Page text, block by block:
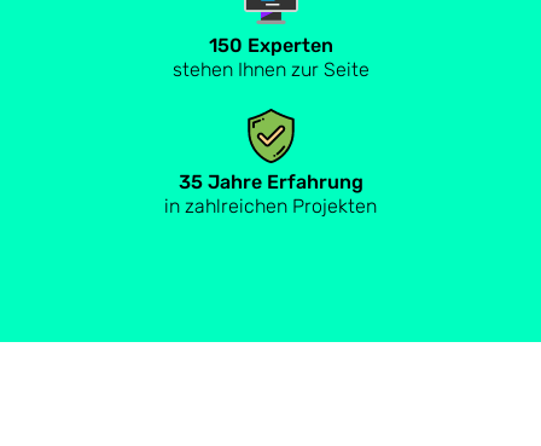
150 Experten
stehen Ihnen zur Seite
35 Jahre Erfahrung
in zahlreichen Projekten